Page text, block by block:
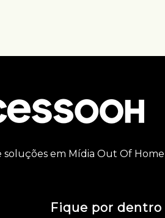
soluções em Mídia Out Of
Fique por dentro